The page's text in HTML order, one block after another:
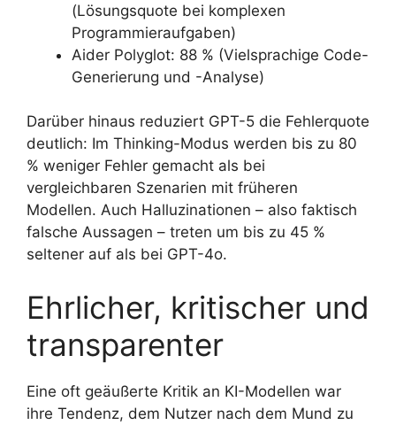
(Lösungsquote bei komplexen
Programmieraufgaben)
Aider Polyglot: 88 % (Vielsprachige Code-
Generierung und -Analyse)
Darüber hinaus reduziert GPT-5 die Fehlerquote
deutlich: Im Thinking-Modus werden bis zu 80
% weniger Fehler gemacht als bei
vergleichbaren Szenarien mit früheren
Modellen. Auch Halluzinationen – also faktisch
falsche Aussagen – treten um bis zu 45 %
seltener auf als bei GPT-4o.
Ehrlicher, kritischer und
transparenter
Eine oft geäußerte Kritik an KI-Modellen war
ihre Tendenz, dem Nutzer nach dem Mund zu